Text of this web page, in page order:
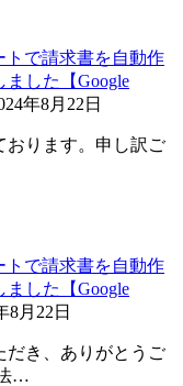
トで請求書を自動作
した【Google
年8月22日
おります。申し訳ご
トで請求書を自動作
した【Google
8月22日
だき、ありがとうご
…